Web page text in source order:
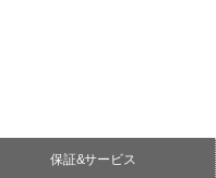
保証&サービス